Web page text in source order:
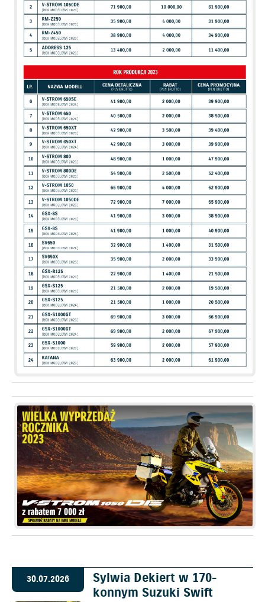
30.07.2026
Sylwia Dekiert w 170-
konnym Suzuki Swift